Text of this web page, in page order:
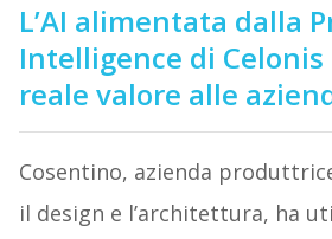
L’AI alimentata dalla
Intelligence di
reale valore alle
Cosentino, azienda
il design e l’architettura, ha